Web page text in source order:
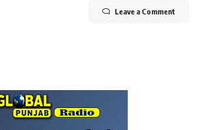
Leave a Comment